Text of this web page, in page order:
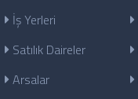
İş Yerleri
Satılık Daireler
Arsalar